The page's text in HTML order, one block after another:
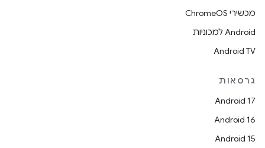
מכשירי ChromeOS
Android למכוניות
Android TV
גרסאות
Android 17
Android 16
Android 15